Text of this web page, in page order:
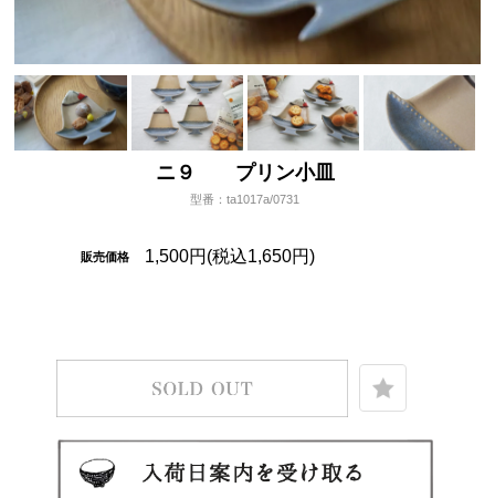
ニ９ プリン小皿
型番：ta1017a/0731
販売価格 1,500円(税込1,650円)